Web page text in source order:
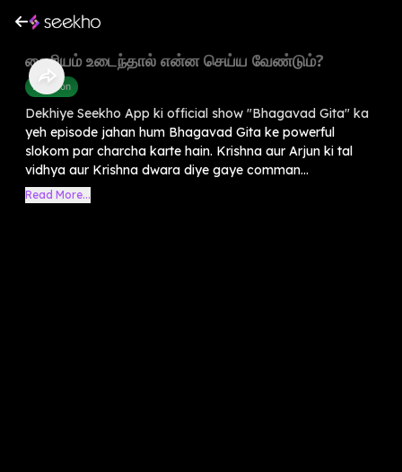
தைரியம் உடைந்தால் என்ன செய்ய வேண்டும்?
Devotion
Dekhiye Seekho App ki official show "Bhagavad Gita" ka
yeh episode jahan hum Bhagavad Gita ke powerful
slokom par charcha karte hain. Krishna aur Arjun ki tal
vidhya aur Krishna dwara diye gaye comman...
Read More...